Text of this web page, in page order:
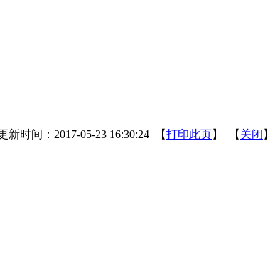
新时间：2017-05-23 16:30:24 【打印此页】 【 关闭 】